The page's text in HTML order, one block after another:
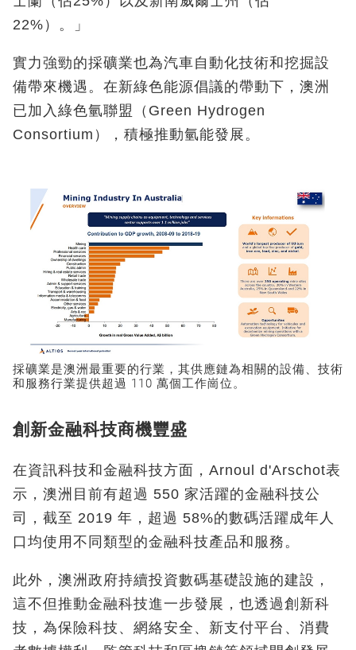
22%）。」
實力強勁的採礦業也為汽車自動化技術和挖掘設
備帶來機遇。在新綠色能源倡議的帶動下，澳洲
已加入綠色氫聯盟（Green Hydrogen
Consortium），積極推動氫能發展。
採礦業是澳洲最重要的行業，其供應鏈為相關的設備、技術
和服務行業提供超過 110 萬個工作崗位。
創新金融科技商機豐盛
在資訊科技和金融科技方面，Arnoul d'Arschot表
示，澳洲目前有超過 550 家活躍的金融科技公
司，截至 2019 年，超過 58%的數碼活躍成年人
口均使用不同類型的金融科技產品和服務。
此外，澳洲政府持續投資數碼基礎設施的建設，
這不但推動金融科技進一步發展，也透過創新科
技，為保險科技、網絡安全、新支付平台、消費